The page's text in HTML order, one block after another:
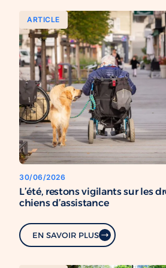
ARTICLE
30/06/2026
L’été, restons vigilants sur les
chiens d’assistance
EN SAVOIR PLUS